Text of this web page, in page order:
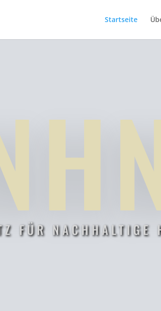
Startseite
FÜR NACHHALTIGE